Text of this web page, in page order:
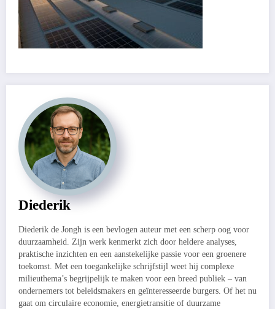
Diederik
Diederik de Jongh is een bevlogen auteur met een scherp oog voor
duurzaamheid. Zijn werk kenmerkt zich door heldere analyses,
praktische inzichten en een aanstekelijke passie voor een groenere
toekomst. Met een toegankelijke schrijfstijl weet hij complexe
milieuthema’s begrijpelijk te maken voor een breed publiek – van
ondernemers tot beleidsmakers en geïnteresseerde burgers. Of het nu
gaat om circulaire economie, energietransitie of duurzame